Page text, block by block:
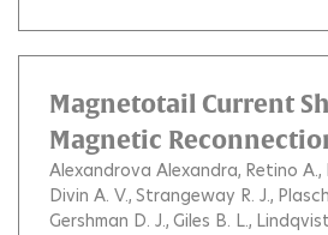
Magnetotail Current
Magnetic
Alexandrova Alexandra Retino A.
Divin A. V. Strangeway R. J.
Gershman D. J. Giles B. L.